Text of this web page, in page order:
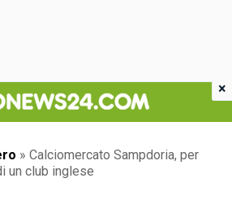
» Calciomercato Sampdoria, per
un club inglese
×